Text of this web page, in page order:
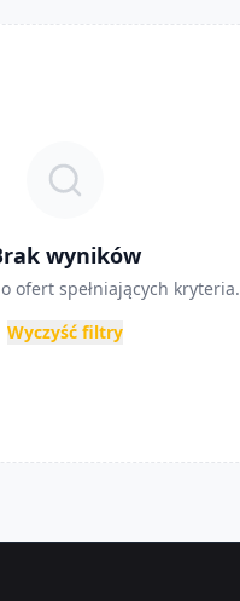
wyników
ofert spełniających kryteria.
Wyczyść filtry